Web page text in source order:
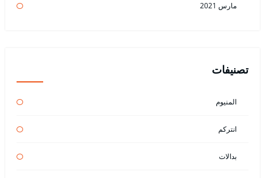
مارس 2021
تصنيفات
المنيوم
انتركم
بدالات